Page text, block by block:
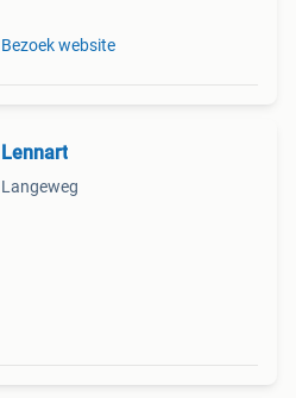
Bezoek website
Lennart
Langeweg